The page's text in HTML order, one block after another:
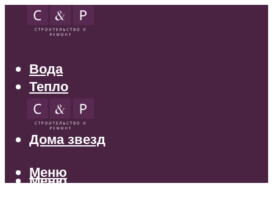
Вода
Тепло
Электрика
Свет
Дома звезд
Меню
Меню